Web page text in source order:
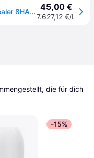
By Terry – Hyaluronic – Serum-Concealer 8HA-Neutral 45,00 €
7.627,12 €/L
die für dich
-15%